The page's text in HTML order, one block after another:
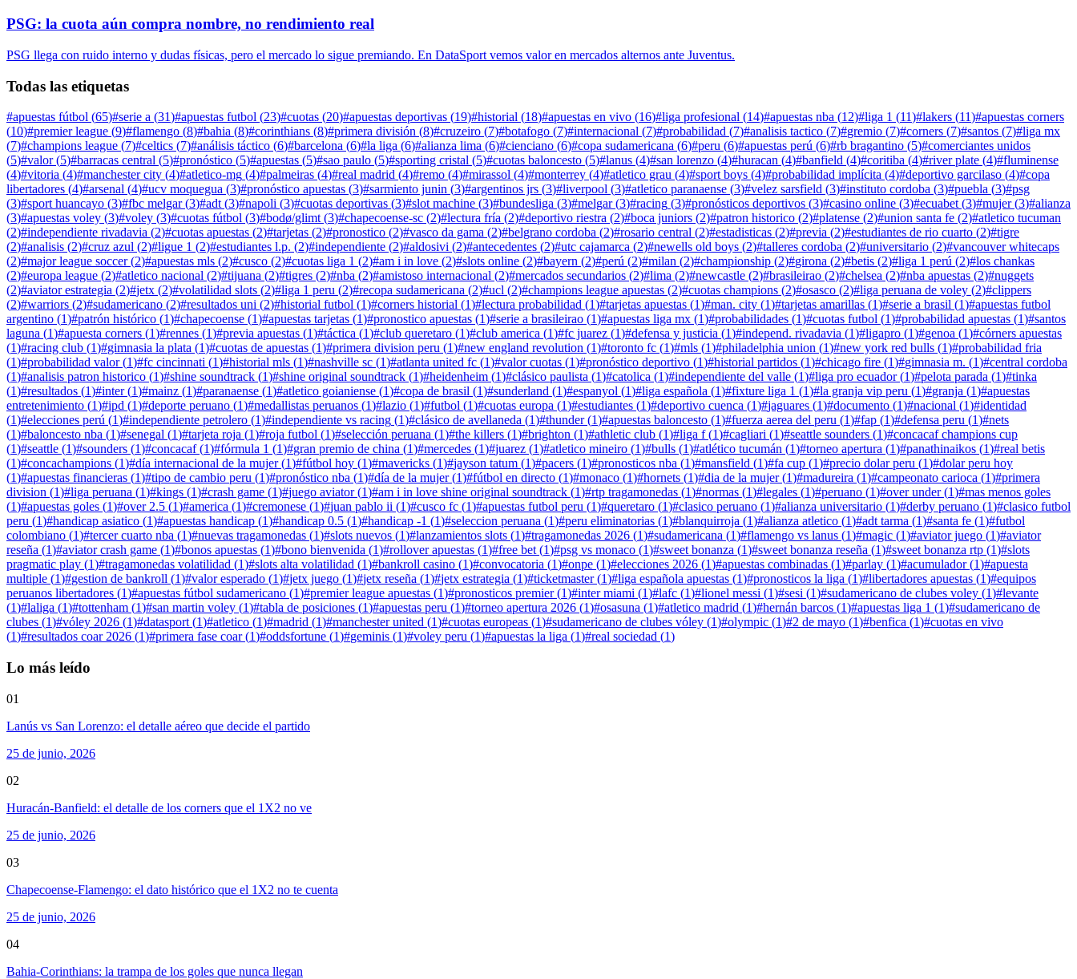
PSG: la cuota aún compra nombre, no rendimiento real
PSG llega con ruido interno y dudas físicas, pero el mercado lo sigue premiando. En DataSport vemos valor en mercados alternos ante Juventus.
Todas las etiquetas
#apuestas fútbol (65)#serie a (31)#apuestas futbol (23)#cuotas (20)#apuestas deportivas (19)#historial (18)#apuestas en vivo (16)#liga profesional (14)#apuestas nba (12)#liga 1 (11)#lakers (11)#apuestas corners
(10)#premier league (9)#flamengo (8)#bahia (8)#corinthians (8)#primera división (8)#cruzeiro (7)#botafogo (7)#internacional (7)#probabilidad (7)#analisis tactico (7)#gremio (7)#corners (7)#santos (7)#liga mx
(7)#champions league (7)#celtics (7)#análisis táctico (6)#barcelona (6)#la liga (6)#alianza lima (6)#cienciano (6)#copa sudamericana (6)#peru (6)#apuestas perú (6)#rb bragantino (5)#comerciantes unidos
(5)#valor(5)#barracas central (5)#pronóstico (5)#apuestas (5)#sao paulo (5)#sporting cristal (5)#cuotas baloncesto (5)#lanus (4)#san lorenzo (4)#huracan (4)#banfield (4)#coritiba (4)#river plate (4)#fluminense
(4)#vitoria (4)#manchester city (4)#atletico-mg (4)#palmeiras (4)#real madrid (4)#remo (4)#mirassol (4)#monterrey (4)#atletico grau (4)#sport boys (4)#probabilidad implícita (4)#deportivo garcilaso (4)#copa
libertadores (4)#arsenal (4)#ucv moquegua (3)#pronóstico apuestas (3)#sarmiento junin (3)#argentinos jrs (3)#liverpool (3)#atletico paranaense (3)#velez sarsfield (3)#instituto cordoba (3)#puebla (3)#psg
(3)#sport huancayo (3)#fbc melgar(3)#adt (3)#napoli (3)#cuotas deportivas (3)#slot machine (3)#bundesliga (3)#melgar(3)#racing (3)#pronósticos deportivos (3)#casino online (3)#ecuabet (3)#mujer(3)#alianza
(3)#apuestas voley (3)#voley (3)#cuotas fútbol (3)#bodø/glimt (3)#chapecoense-sc (2)#lectura fría (2)#deportivo riestra (2)#boca juniors (2)#patron historico (2)#platense (2)#union santa fe (2)#atletico tucuman
(2)#independiente rivadavia (2)#cuotas apuestas (2)#tarjetas (2)#pronostico (2)#vasco da gama (2)#belgrano cordoba (2)#rosario central (2)#estadisticas (2)#previa (2)#estudiantes de rio cuarto (2)#tigre
(2)#analisis (2)#cruz azul (2)#ligue 1 (2)#estudiantes l.p. (2)#independiente (2)#aldosivi (2)#antecedentes (2)#utc cajamarca (2)#newells old boys (2)#talleres cordoba (2)#universitario (2)#vancouver whitecaps
(2)#major league soccer(2)#apuestas mls (2)#cusco (2)#cuotas liga 1 (2)#am i in love (2)#slots online (2)#bayern (2)#perú (2)#milan (2)#championship (2)#girona (2)#betis (2)#liga 1 perú (2)#los chankas
(2)#europa league (2)#atletico nacional (2)#tijuana (2)#tigres (2)#nba (2)#amistoso internacional (2)#mercados secundarios (2)#lima (2)#newcastle (2)#brasileirao (2)#chelsea (2)#nba apuestas (2)#nuggets
(2)#aviator estrategia (2)#jetx (2)#volatilidad slots (2)#liga 1 peru (2)#recopa sudamericana (2)#ucl (2)#champions league apuestas (2)#cuotas champions (2)#osasco (2)#liga peruana de voley (2)#clippers
(2)#warriors (2)#sudamericano (2)#resultados uni (2)#historial futbol (1)#corners historial (1)#lectura probabilidad (1)#tarjetas apuestas (1)#man. city (1)#tarjetas amarillas (1)#serie a brasil (1)#apuestas futbol
argentino (1)#patrón histórico (1)#chapecoense (1)#apuestas tarjetas (1)#pronostico apuestas (1)#serie a brasileirao (1)#apuestas liga mx (1)#probabilidades (1)#cuotas futbol (1)#probabilidad apuestas (1)#santos
laguna (1)#apuesta corners (1)#rennes (1)#previa apuestas (1)#táctica (1)#club queretaro (1)#club america (1)#fc juarez (1)#defensa y justicia (1)#independ. rivadavia (1)#ligapro (1)#genoa (1)#córners apuestas
(1)#racing club (1)#gimnasia la plata (1)#cuotas de apuestas (1)#primera division peru (1)#new england revolution (1)#toronto fc (1)#mls (1)#philadelphia union (1)#new york red bulls (1)#probabilidad fria
(1)#probabilidad valor(1)#fc cincinnati (1)#historial mls (1)#nashville sc (1)#atlanta united fc (1)#valor cuotas (1)#pronóstico deportivo (1)#historial partidos (1)#chicago fire (1)#gimnasia m. (1)#central cordoba
(1)#analisis patron historico (1)#shine soundtrack (1)#shine original soundtrack (1)#heidenheim (1)#clásico paulista (1)#catolica (1)#independiente del valle (1)#liga pro ecuador(1)#pelota parada (1)#tinka
(1)#resultados (1)#inter(1)#mainz (1)#paranaense (1)#atletico goianiense (1)#copa de brasil (1)#sunderland (1)#espanyol (1)#liga española (1)#fixture liga 1 (1)#la granja vip peru (1)#granja (1)#apuestas
entretenimiento (1)#ipd (1)#deporte peruano (1)#medallistas peruanos (1)#lazio (1)#futbol (1)#cuotas europa (1)#estudiantes (1)#deportivo cuenca (1)#jaguares (1)#documento (1)#nacional (1)#identidad
(1)#elecciones perú (1)#independiente petrolero (1)#independiente vs racing (1)#clásico de avellaneda (1)#thunder(1)#apuestas baloncesto (1)#fuerza aerea del peru (1)#fap (1)#defensa peru (1)#nets
(1)#baloncesto nba (1)#senegal (1)#tarjeta roja (1)#roja futbol (1)#selección peruana (1)#the killers (1)#brighton (1)#athletic club (1)#liga f(1)#cagliari (1)#seattle sounders (1)#concacaf champions cup
(1)#seattle (1)#sounders (1)#concacaf(1)#fórmula 1 (1)#gran premio de china (1)#mercedes (1)#juarez (1)#atletico mineiro (1)#bulls (1)#atlético tucumán (1)#torneo apertura (1)#panathinaikos (1)#real betis
(1)#concachampions (1)#día internacional de la mujer(1)#fútbol hoy (1)#mavericks (1)#jayson tatum (1)#pacers (1)#pronosticos nba (1)#mansfield (1)#fa cup (1)#precio dolar peru (1)#dolar peru hoy
(1)#apuestas financieras (1)#tipo de cambio peru (1)#pronóstico nba (1)#día de la mujer(1)#fútbol en directo (1)#monaco (1)#hornets (1)#dia de la mujer(1)#madureira (1)#campeonato carioca (1)#primera
division (1)#liga peruana (1)#kings (1)#crash game (1)#juego aviator(1)#am i in love shine original soundtrack (1)#rtp tragamonedas (1)#normas (1)#legales (1)#peruano (1)#over under(1)#mas menos goles
(1)#apuestas goles (1)#over 2.5 (1)#america (1)#cremonese (1)#juan pablo ii (1)#cusco fc (1)#apuestas futbol peru (1)#queretaro (1)#clasico peruano (1)#alianza universitario (1)#derby peruano (1)#clasico futbol
peru (1)#handicap asiatico (1)#apuestas handicap (1)#handicap 0.5 (1)#handicap -1 (1)#seleccion peruana (1)#peru eliminatorias (1)#blanquirroja (1)#alianza atletico (1)#adt tarma (1)#santa fe (1)#futbol
colombiano (1)#tercer cuarto nba (1)#nuevas tragamonedas (1)#slots nuevos (1)#lanzamientos slots (1)#tragamonedas 2026 (1)#sudamericana (1)#flamengo vs lanus (1)#magic (1)#aviator juego (1)#aviator
reseña (1)#aviator crash game (1)#bonos apuestas (1)#bono bienvenida (1)#rollover apuestas (1)#free bet (1)#psg vs monaco (1)#sweet bonanza (1)#sweet bonanza reseña (1)#sweet bonanza rtp (1)#slots
pragmatic play (1)#tragamonedas volatilidad (1)#slots alta volatilidad (1)#bankroll casino (1)#convocatoria (1)#onpe (1)#elecciones 2026 (1)#apuestas combinadas (1)#parlay (1)#acumulador(1)#apuesta
multiple (1)#gestion de bankroll (1)#valor esperado (1)#jetx juego (1)#jetx reseña (1)#jetx estrategia (1)#ticketmaster(1)#liga española apuestas (1)#pronosticos la liga (1)#libertadores apuestas (1)#equipos
peruanos libertadores (1)#apuestas fútbol sudamericano (1)#premier league apuestas (1)#pronosticos premier(1)#inter miami (1)#lafc (1)#lionel messi (1)#sesi (1)#sudamericano de clubes voley (1)#levante
(1)#laliga (1)#tottenham (1)#san martin voley (1)#tabla de posiciones (1)#apuestas peru (1)#torneo apertura 2026 (1)#osasuna (1)#atletico madrid (1)#hernán barcos (1)#apuestas liga 1 (1)#sudamericano de
clubes (1)#vóley 2026 (1)#datasport (1)#atletico (1)#madrid (1)#manchester united (1)#cuotas europeas (1)#sudamericano de clubes vóley (1)#olympic (1)#2 de mayo (1)#benfica (1)#cuotas en vivo
(1)#resultados coar 2026 (1)#primera fase coar(1)#oddsfortune (1)#geminis (1)#voley peru (1)#apuestas la liga (1)#real sociedad (1)
Lo más leído
01
Lanús vs San Lorenzo: el detalle aéreo que decide el partido
25 de junio, 2026
02
Huracán-Banfield: el detalle de los corners que el 1X2 no ve
25 de junio, 2026
03
Chapecoense-Flamengo: el dato histórico que el 1X2 no te cuenta
25 de junio, 2026
04
Bahia-Corinthians: la trampa de los goles que nunca llegan